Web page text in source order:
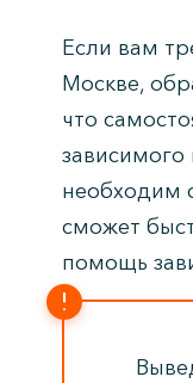
Если вам
Москве,
что
необходим
сможет
помощь